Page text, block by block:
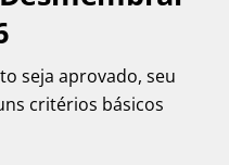
seja aprovado, seu
critérios básicos